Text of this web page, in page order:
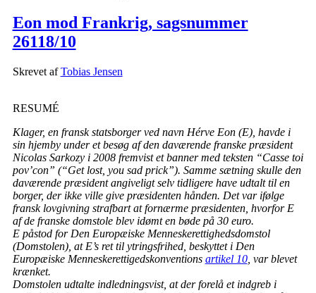
Eon mod Frankrig, sagsnummer
26118/10
Skrevet afTobias Jensen
RESUMÉ
Klager, en fransk statsborger ved navn Hérve Eon (E), havde i
sin hjemby under et besøg af den daværende franske præsident
Nicolas Sarkozy i 2008 fremvist et banner med teksten “Casse toi
pov’con” (“Get lost, you sad prick”). Samme sætning skulle den
daværende præsident angiveligt selv tidligere have udtalt til en
borger, der ikke ville give præsidenten hånden. Det var ifølge
fransk lovgivning strafbart at fornærme præsidenten, hvorfor E
af de franske domstole blev idømt en bøde på 30 euro.
E påstod for Den Europæiske Menneskerettighedsdomstol
(Domstolen), at E’s ret til ytringsfrihed, beskyttet i Den
Europæiske Menneskerettigedskonventions artikel 10, var blevet
krænket.
Domstolen udtalte indledningsvist, at der forelå et indgreb i